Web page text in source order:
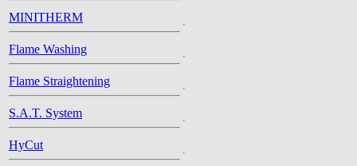
MINITHERM
Flame Washing
Flame Straightening
S.A.T. System
HyCut